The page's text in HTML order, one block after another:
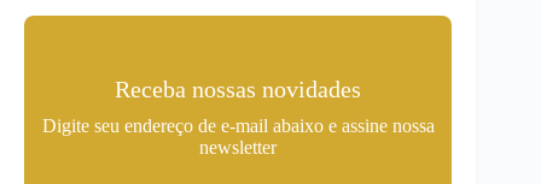
Receba nossas novidades
Digite seu endereço de e-mail abaixo e assine nossa
newsletter